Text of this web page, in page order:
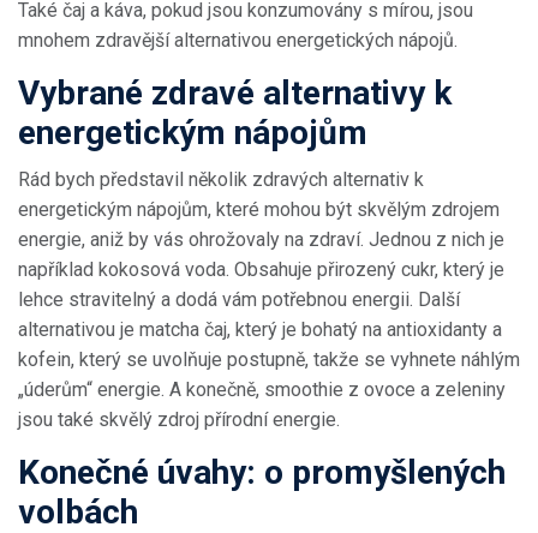
Také čaj a káva, pokud jsou konzumovány s mírou, jsou
mnohem zdravější alternativou energetických nápojů.
Vybrané zdravé alternativy k
energetickým nápojům
Rád bych představil několik zdravých alternativ k
energetickým nápojům, které mohou být skvělým zdrojem
energie, aniž by vás ohrožovaly na zdraví. Jednou z nich je
například kokosová voda. Obsahuje přirozený cukr, který je
lehce stravitelný a dodá vám potřebnou energii. Další
alternativou je matcha čaj, který je bohatý na antioxidanty a
kofein, který se uvolňuje postupně, takže se vyhnete náhlým
„úderům“ energie. A konečně, smoothie z ovoce a zeleniny
jsou také skvělý zdroj přírodní energie.
Konečné úvahy: o promyšlených
volbách